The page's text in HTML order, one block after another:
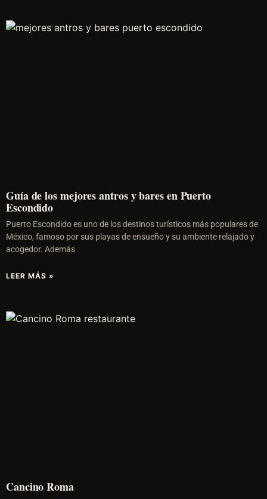
Guía de los mejores antros y bares en Puerto
Escondido
Puerto Escondido es uno de los destinos turísticos más populares de
México, famoso por sus playas de ensueño y su ambiente relajado y
acogedor. Además
LEER MÁS »
Cancino Roma